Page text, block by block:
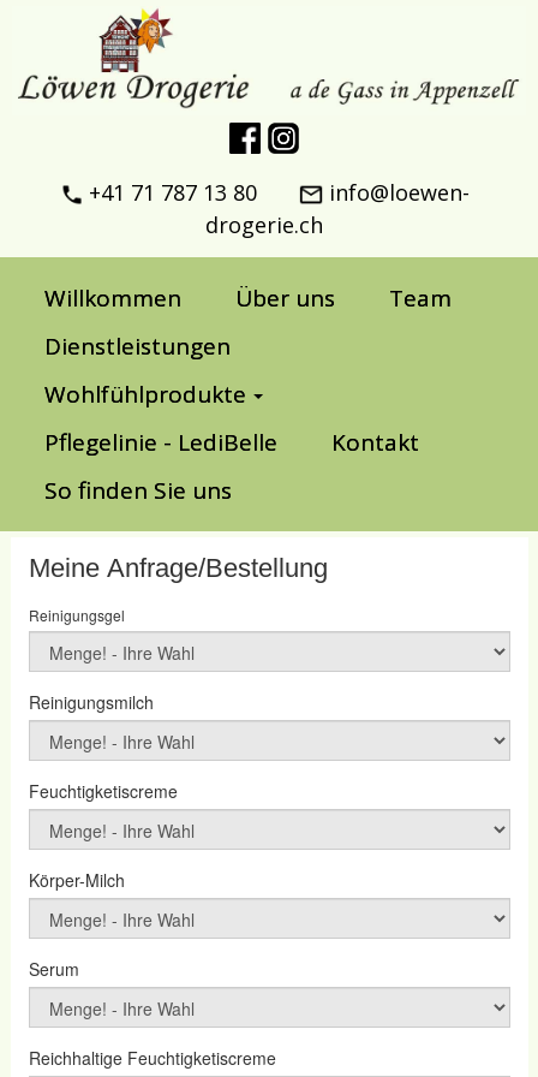
+41 71 787 13 80
info@loewen-
drogerie.ch
Willkommen Über uns
Team
Dienstleistungen
Wohlfühlprodukte
Pflegelinie - LediBelle
Kontakt
So finden Sie uns